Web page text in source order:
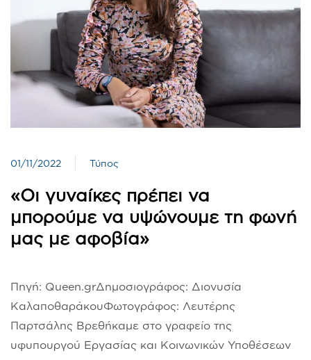
01/11/2022 Τύπος
«Οι γυναίκες πρέπει να
μπορούμε να υψώνουμε τη φωνή
μας με αφοβία»
Πηγή: Queen.grΔημοσιογράφος: Διονυσία
ΚαλαποθαράκουΦωτογράφος: Λευτέρης
Παρτσάλης Βρεθήκαμε στο γραφείο της
υφυπουργού Εργασίας και Κοινωνικών Υποθέσεων